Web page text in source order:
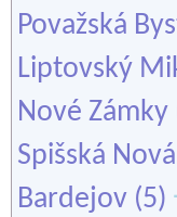
Považská
Liptovský
Nové Zámky
Spišská
Bardejov (5)